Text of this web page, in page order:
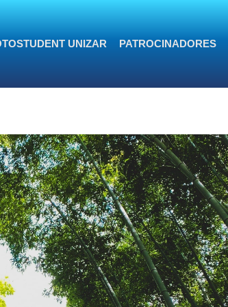
UNIZAR PATROCINADORES